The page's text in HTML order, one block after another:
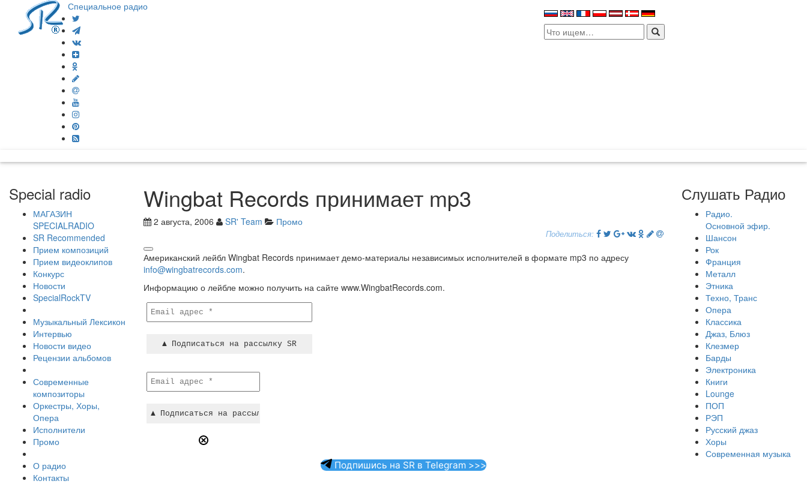
Специальное радио
Search
for:
Special radio
МАГАЗИН
SPECIALRADIO
SR Recommended
Прием композиций
Прием видеоклипов
Конкурс
Новости
SpecialRockTV
Музыкальный Лексикон
Интервью
Новости видео
Рецензии альбомов
Современные
композиторы
Оркестры, Хоры,
Опера
Исполнители
Промо
О радио
Контакты
Wingbat Records принимает mp3
2 августа, 2006 SR' Team Промо
Поделиться:
Американский лейбл Wingbat Records принимает демо-материалы независимых исполнителей в формате mp3 по адресу
info@wingbatrecords.com.
Информацию о лейбле можно получить на сайте www.WingbatRecords.com.
Подпишись на SR в Telegram >>>
Слушать Радио
Радио.
Основной эфир.
Шансон
Рок
Франция
Металл
Этника
Техно, Транс
Опера
Классика
Джаз, Блюз
Клезмер
Барды
Электроника
Книги
Lounge
ПОП
РЭП
Русский джаз
Хоры
Современная музыка